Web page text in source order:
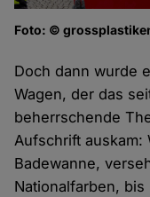
Foto: ©
Doch dann wurde
Wagen, der das
beherrschende
Aufschrift auskam:
Badewanne,
Nationalfarben,